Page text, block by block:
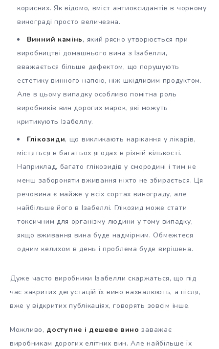
корисних. Як відомо, вміст антиоксидантів в чорному
винограді просто величезна.
Винний камінь, який рясно утворюється при
виробництві домашнього вина з Ізабелли,
вважається більше дефектом, що порушують
естетику винного напою, ніж шкідливим продуктом.
Але в цьому випадку особливо помітна роль
виробників вин дорогих марок, які можуть
критикують Ізабеллу.
Глікозиди, що викликають нарікання у лікарів,
містяться в багатьох ягодах в різній кількості.
Наприклад, багато глікозидів у смородині і тим не
менш забороняти вживання ніхто не збирається. Ця
речовина є майже у всіх сортах винограду, але
найбільше його в Ізабеллі. Глікозид може стати
токсичним для організму людини у тому випадку,
якщо вживання вина буде надмірним. Обмежтеся
одним келихом в день і проблема буде вирішена.
Дуже часто виробники Ізабелли скаржаться, що під
час закритих дегустацій їх вино нахвалюють, а після,
вже у відкритих публікаціях, говорять зовсім інше.
Можливо, доступне і дешеве вино заважає
виробникам дорогих елітних вин. Але найбільше їх